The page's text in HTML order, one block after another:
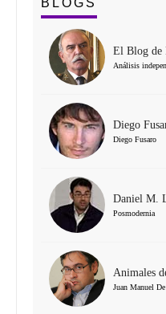
BLOGS
El Blog de
Análisis
Diego
Diego Fusaro
Daniel M.
Posmodernia
Animales
Juan Manuel De